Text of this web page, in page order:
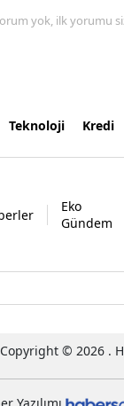
yok, ilk yorumu
Teknoloji Kredi
Eko
Gündem
Copyright © 2026 .